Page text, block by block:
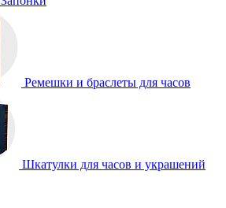
Ремешки и браслеты для часов
Шкатулки для часов и украшений